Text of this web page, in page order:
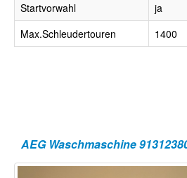
Startvorwahl
ja
Max.Schleudertouren
1400
AEG Waschmaschine